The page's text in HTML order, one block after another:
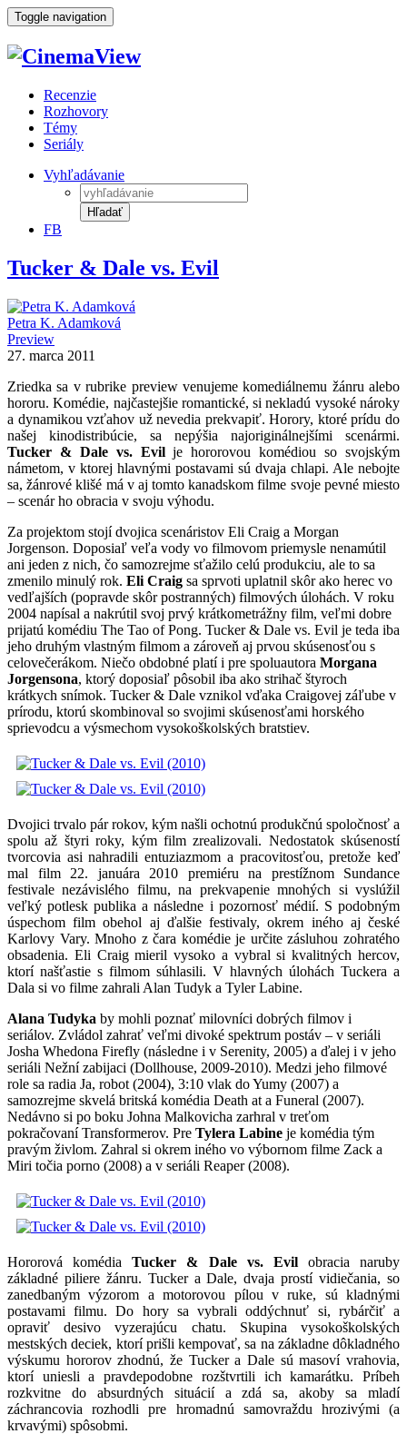
Toggle navigation
Recenzie
Rozhovory
Témy
Seriály
Vyhľadávanie
Hľadať
FB
Tucker & Dale vs. Evil
Petra K. Adamková
Preview
27. marca 2011
Zriedka sa v rubrike preview venujeme komediálnemu žánru alebo
hororu. Komédie, najčastejšie romantické, si nekladú vysoké nároky
a dynamikou vzťahov už nevedia prekvapiť. Horory, ktoré prídu do
našej kinodistribúcie, sa nepýšia najoriginálnejšími scenármi.
Tucker & Dale vs. Evilje hororovou komédiou so svojským
námetom, v ktorej hlavnými postavami sú dvaja chlapi. Ale nebojte
sa, žánrové klišé má v aj tomto kanadskom filme svoje pevné miesto
– scenár ho obracia v svoju výhodu.
Za projektom stojí dvojica scenáristov Eli Craig a Morgan
Jorgenson. Doposiaľ veľa vody vo filmovom priemysle nenamútil
ani jeden z nich, čo samozrejme sťažilo celú produkciu, ale to sa
zmenilo minulý rok. Eli Craig sa sprvoti uplatnil skôr ako herec vo
vedľajších (popravde skôr postranných) filmových úlohách. V roku
2004 napísal a nakrútil svoj prvý krátkometrážny film, veľmi dobre
prijatú komédiu The Tao of Pong. Tucker & Dale vs. Evil je teda iba
jeho druhým vlastným filmom a zároveň aj prvou skúsenosťou s
celovečerákom. Niečo obdobné platí i pre spoluautora Morgana
Jorgensona, ktorý doposiaľ pôsobil iba ako strihač štyroch
krátkych snímok. Tucker & Dale vznikol vďaka Craigovej záľube v
prírodu, ktorú skombinoval so svojimi skúsenosťami horského
sprievodcu a výsmechom vysokoškolských bratstiev.
Dvojici trvalo pár rokov, kým našli ochotnú produkčnú spoločnosť a
spolu až štyri roky, kým film zrealizovali. Nedostatok skúseností
tvorcovia asi nahradili entuziazmom a pracovitosťou, pretože keď
mal film 22. januára 2010 premiéru na prestížnom Sundance
festivale nezávislého filmu, na prekvapenie mnohých si vyslúžil
veľký potlesk publika a následne i pozornosť médií. S podobným
úspechom film obehol aj ďalšie festivaly, okrem iného aj české
Karlovy Vary. Mnoho z čara komédie je určite zásluhou zohratého
obsadenia. Eli Craig mieril vysoko a vybral si kvalitných hercov,
ktorí našťastie s filmom súhlasili. V hlavných úlohách Tuckera a
Dala si vo filme zahrali Alan Tudyk a Tyler Labine.
Alana Tudyka by mohli poznať milovníci dobrých filmov i
seriálov. Zvládol zahrať veľmi divoké spektrum postáv – v seriáli
Josha Whedona Firefly (následne i v Serenity, 2005) a ďalej i v jeho
seriáli Nežní zabijaci (Dollhouse, 2009-2010). Medzi jeho filmové
role sa radia Ja, robot (2004), 3:10 vlak do Yumy (2007) a
samozrejme skvelá britská komédia Death at a Funeral (2007).
Nedávno si po boku Johna Malkovicha zarhral v treťom
pokračovaní Transformerov. Pre Tylera Labine je komédia tým
pravým živlom. Zahral si okrem iného vo výbornom filme Zack a
Miri točia porno (2008) a v seriáli Reaper (2008).
Hororová komédiaTucker & Dale vs. Evilobracia naruby
základné piliere žánru. Tucker a Dale, dvaja prostí vidiečania, so
zanedbaným výzorom a motorovou pílou v ruke, sú kladnými
postavami filmu. Do hory sa vybrali oddýchnuť si, rybárčiť a
opraviť desivo vyzerajúcu chatu. Skupina vysokoškolských
mestských deciek, ktorí prišli kempovať, sa na základne dôkladného
výskumu hororov zhodnú, že Tucker a Dale sú masoví vrahovia,
ktorí uniesli a pravdepodobne rozštvrtili ich kamarátku. Príbeh
rozkvitne do absurdných situácií a zdá sa, akoby sa mladí
záchrancovia rozhodli pre hromadnú samovraždu hrozivými (a
krvavými) spôsobmi.